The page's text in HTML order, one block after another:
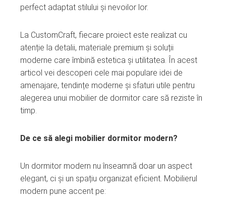
perfect adaptat stilului și nevoilor lor.
La CustomCraft, fiecare proiect este realizat cu
atenție la detalii, materiale premium și soluții
moderne care îmbină estetica și utilitatea. În acest
articol vei descoperi cele mai populare idei de
amenajare, tendințe moderne și sfaturi utile pentru
alegerea unui mobilier de dormitor care să reziste în
timp.
De ce să alegi mobilier dormitor modern?
Un dormitor modern nu înseamnă doar un aspect
elegant, ci și un spațiu organizat eficient. Mobilierul
modern pune accent pe: